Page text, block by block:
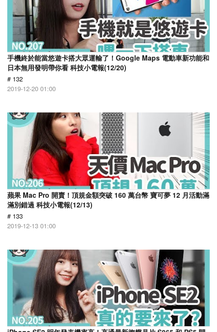
手機終於能當悠遊卡搭大眾運輸了！Google Maps 電動車新功能和
日本無用發明帶你看 科技小電報(12/20)
# 132
2019-12-20 01:00
蘋果 Mac Pro 開賣！頂規金額突破 160 萬台幣 寶可夢 12 月活動滿
滿別錯過 科技小電報(12/13)
# 133
2019-12-13 01:00